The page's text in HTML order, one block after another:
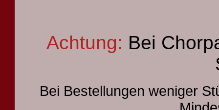
Achtung: Bei
Bei Bestellungen weniger